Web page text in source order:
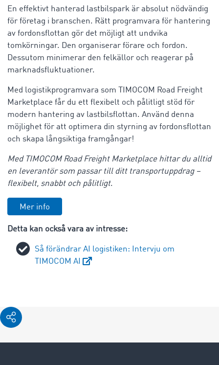
En effektivt hanterad lastbilspark är absolut nödvändig
för företag i branschen. Rätt programvara för hantering
av fordonsflottan gör det möjligt att undvika
tomkörningar. Den organiserar förare och fordon.
Dessutom minimerar den felkällor och reagerar på
marknadsfluktuationer.
Med logistikprogramvara som TIMOCOM Road Freight
Marketplace får du ett flexibelt och pålitligt stöd för
modern hantering av lastbilsflottan. Använd denna
möjlighet för att optimera din styrning av fordonsflottan
och skapa långsiktiga framgångar!
Med TIMOCOM Road Freight Marketplace hittar du alltid
en leverantör som passar till ditt transportuppdrag –
flexibelt, snabbt och pålitligt.
Mer info
Detta kan också vara av intresse:
Så förändrar AI logistiken: Intervju om
TIMOCOM AI